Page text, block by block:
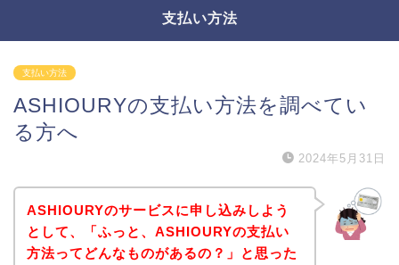
支払い方法
支払い方法
ASHIOURYの支払い方法を調べてい
る方へ
2024年5月31日
ASHIOURYのサービスに申し込みしよう
として、「ふっと、ASHIOURYの支払い
方法ってどんなものがあるの？」と思った